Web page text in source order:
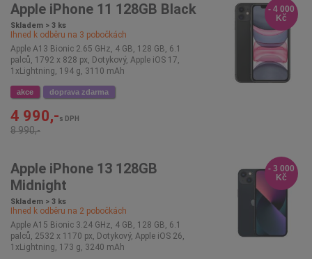
Apple iPhone 11 128GB Black
Skladem > 3 ks
Ihned k odběru na 3 pobočkách
Apple A13 Bionic 2.65 GHz, 4 GB, 128 GB, 6.1
palců, 1792 x 828 px, Dotykový, Apple iOS 17,
1xLightning, 194 g, 3110 mAh
akce doprava zdarma
- 4 000
Kč
4 990,-s DPH
8 990,-
Apple iPhone 13 128GB
Midnight
Skladem > 3 ks
Ihned k odběru na 2 pobočkách
Apple A15 Bionic 3.24 GHz, 4 GB, 128 GB, 6.1
palců, 2532 x 1170 px, Dotykový, Apple iOS 26,
1xLightning, 173 g, 3240 mAh
- 3 000
Kč